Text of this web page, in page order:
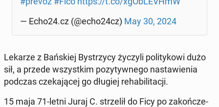
— Echo24.cz (@echo24cz) May 30, 2024
Lekarze z Bań­skiej By­strzy­cy życzyli po­li­ty­ko­wi dużo
sił, a przede wszyst­kim po­zy­tyw­ne­go na­sta­wie­nia
podczas cze­ka­ją­cej go długiej re­ha­bi­li­ta­cji.
15 maja 71-letni Juraj C. strze­lił do Ficy po za­koń­cze­